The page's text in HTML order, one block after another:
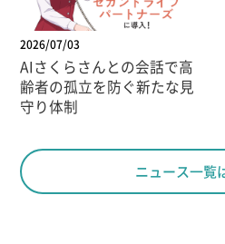
2026/07/03
AIさくらさんとの会話で高
齢者の孤立を防ぐ新たな見
守り体制
ニュース一覧